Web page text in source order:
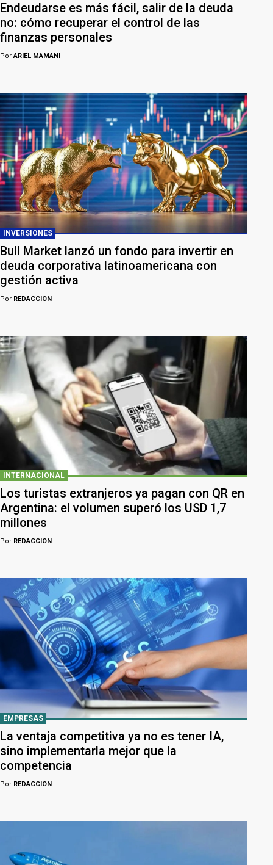
Endeudarse es más fácil, salir de la deuda
no: cómo recuperar el control de las
finanzas personales
PorARIEL MAMANI
INVERSIONES
Bull Market lanzó un fondo para invertir en
deuda corporativa latinoamericana con
gestión activa
Por REDACCION
INTERNACIONAL
Los turistas extranjeros ya pagan con QR en
Argentina: el volumen superó los USD 1,7
millones
Por REDACCION
EMPRESAS
La ventaja competitiva ya no es tener IA,
sino implementarla mejor que la
competencia
Por REDACCION